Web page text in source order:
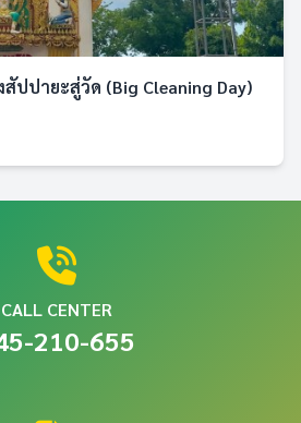
ปปายะสู่วัด (Big Cleaning Day)
CALL CENTER
210-655